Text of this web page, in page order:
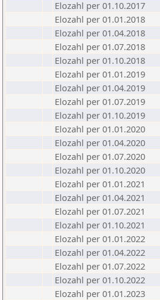
Elozahl per 01.10.2017
Elozahl per 01.01.2018
Elozahl per 01.04.2018
Elozahl per 01.07.2018
Elozahl per 01.10.2018
Elozahl per 01.01.2019
Elozahl per 01.04.2019
Elozahl per 01.07.2019
Elozahl per 01.10.2019
Elozahl per 01.01.2020
Elozahl per 01.04.2020
Elozahl per 01.07.2020
Elozahl per 01.10.2020
Elozahl per 01.01.2021
Elozahl per 01.04.2021
Elozahl per 01.07.2021
Elozahl per 01.10.2021
Elozahl per 01.01.2022
Elozahl per 01.04.2022
Elozahl per 01.07.2022
Elozahl per 01.10.2022
Elozahl per 01.01.2023